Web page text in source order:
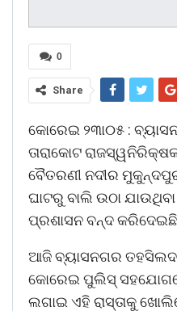
0
Share
କୋରେଇ ୨୩ା୦୫ :
ତାରାକୋଟ
ବୈତରଣୀ ନଦୀର
ଘାଟରୁ ବାଲି ଉଠା
ପ୍ରଶାସନ ବନ୍ଦ କରିଦେଇଛି
ଆଜି ବ୍ୟାସନଗର
କୋରେଇ ପୁଲିସ୍
ଲଗାଇ ଏହି ରାସ୍ତାକୁ